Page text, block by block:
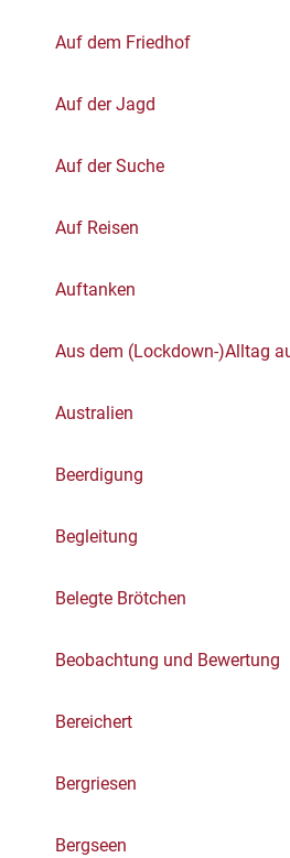
Auf dem Friedhof
Auf der Jagd
Auf der Suche
Auf Reisen
Auftanken
Aus dem (Lockdown-)Alltag
Australien
Beerdigung
Begleitung
Belegte Brötchen
Beobachtung und Bewertung
Bereichert
Bergriesen
Bergseen